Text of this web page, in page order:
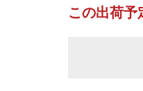
この出荷予